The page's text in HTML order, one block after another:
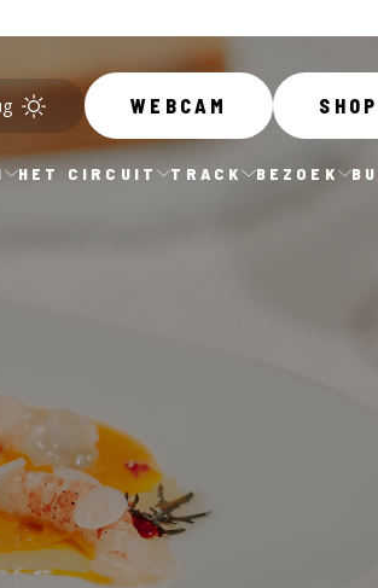
WEBCAM SHOP
HET CIRCUIT TRACK BEZOEK